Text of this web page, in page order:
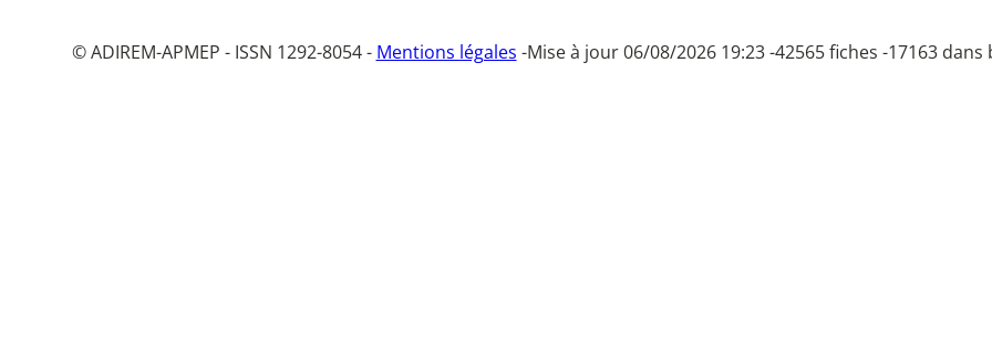
© ADIREM-APMEP - ISSN 1292-8054 - Mentions légales -Mise à jour 06/08/2026 19:23 -42565 fiches -17163